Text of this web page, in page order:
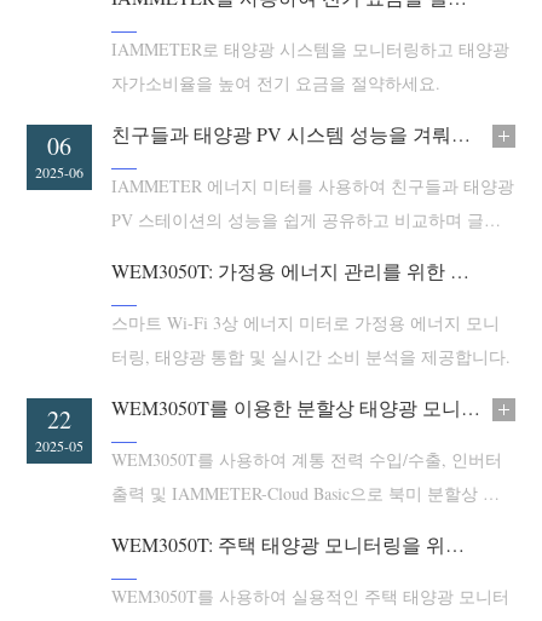
뉴스
블로그
IAMMETER로 태양광 시스템을 모니터링하고 태양광
자가소비율을 높여 전기 요금을 절약하세요.
13
2025-06
친구들과 태양광 PV 시스템 성능을 겨뤄보세요!
IAMMETER 에너지 미터를 사용하여 친구들과 태양광
PV 스테이션의 성능을 쉽게 공유하고 비교하며 글로
06
2025-06
WEM3050T: 가정용 에너지 관리를 위한 이상적인 선택
스마트 Wi-Fi 3상 에너지 미터로 가정용 에너지 모니
터링, 태양광 통합 및 실시간 소비 분석을 제공합니다.
23
2025-05
WEM3050T를 이용한 분할상 태양광 모니터링
WEM3050T를 사용하여 계통 전력 수입/수출, 인버터
출력 및 IAMMETER-Cloud Basic으로 북미 분할상 태
22
2025-05
WEM3050T: 주택 태양광 모니터링을 위한 비용 효율적인 Wi-Fi 에너지 미터
WEM3050T를 사용하여 실용적인 주택 태양광 모니터